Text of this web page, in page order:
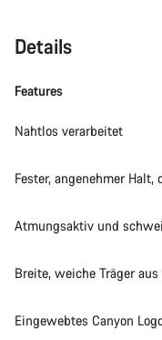
Details
Features
Nahtlos verarbeitet
Fester, angenehmer Halt,
Atmungsaktiv und
Breite, weiche Träger
Eingewebtes Canyon